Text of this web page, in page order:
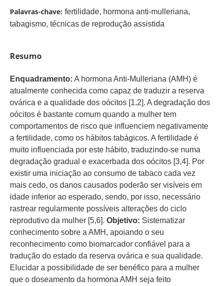
Palavras-chave: fertilidade, hormona anti-mulleriana,
tabagismo, técnicas de reprodução assistida
Resumo
Enquadramento: A hormona Anti-Mulleriana (AMH) é
atualmente conhecida como capaz de traduzir a reserva
ovárica e a qualidade dos oócitos [1,2]. A degradação dos
oócitos é bastante comum quando a mulher tem
comportamentos de risco que influenciem negativamente
a fertilidade, como os hábitos tabágicos. A fertilidade é
muito influenciada por este hábito, traduzindo-se numa
degradação gradual e exacerbada dos oócitos [3,4]. Por
existir uma iniciação ao consumo de tabaco cada vez
mais cedo, os danos causados poderão ser visíveis em
idade inferior ao esperado, sendo, por isso, necessário
rastrear regularmente possíveis alterações do ciclo
reprodutivo da mulher [5,6]. Objetivo: Sistematizar
conhecimento sobre a AMH, apoiando o seu
reconhecimento como biomarcador confiável para a
tradução do estado da reserva ovárica e sua qualidade.
Elucidar a possibilidade de ser benéfico para a mulher
que o doseamento da hormona AMH seja feito